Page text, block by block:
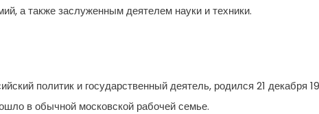
а также заслуженным деятелем науки и техники.
политик и государственный деятель, родился 21 декабря
в обычной московской рабочей семье.